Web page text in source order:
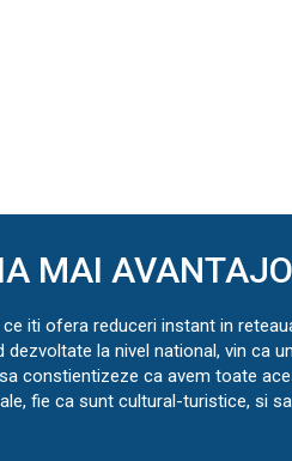
MAI
iti ofera reduceri instant in
la nivel national, vin ca
constientizeze ca avem toate
fie ca sunt cultural-turistice, si